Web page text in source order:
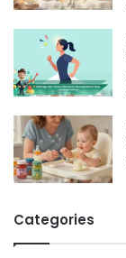
Categories